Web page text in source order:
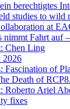
berechtigtes
studies to wild
at
Fahrt auf
Chen Ling
2026
Fascination of
Death of
Roberto Ariel
fixes